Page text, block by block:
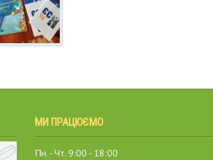
МИ ПРАЦЮЄМО
Пн. - Чт. 9:00 - 18:00